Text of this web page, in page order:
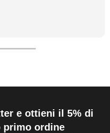
e ottieni il 5% di
primo ordine